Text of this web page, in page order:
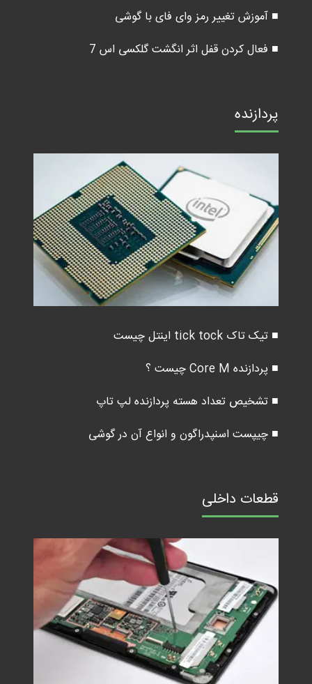
■ آموزش تغییر رمز وای فای با گوشی
■ فعال کردن قفل اثر انگشت گلکسی اس 7
پردازنده
■ تیک تاک tick tock اینتل چیست
■ پردازنده Core M چیست ؟
■ تشخیص تعداد هسته پردازنده لپ تاپ
■ چیپست اسنپدراگون و انواع آن در گوشی
قطعات داخلی